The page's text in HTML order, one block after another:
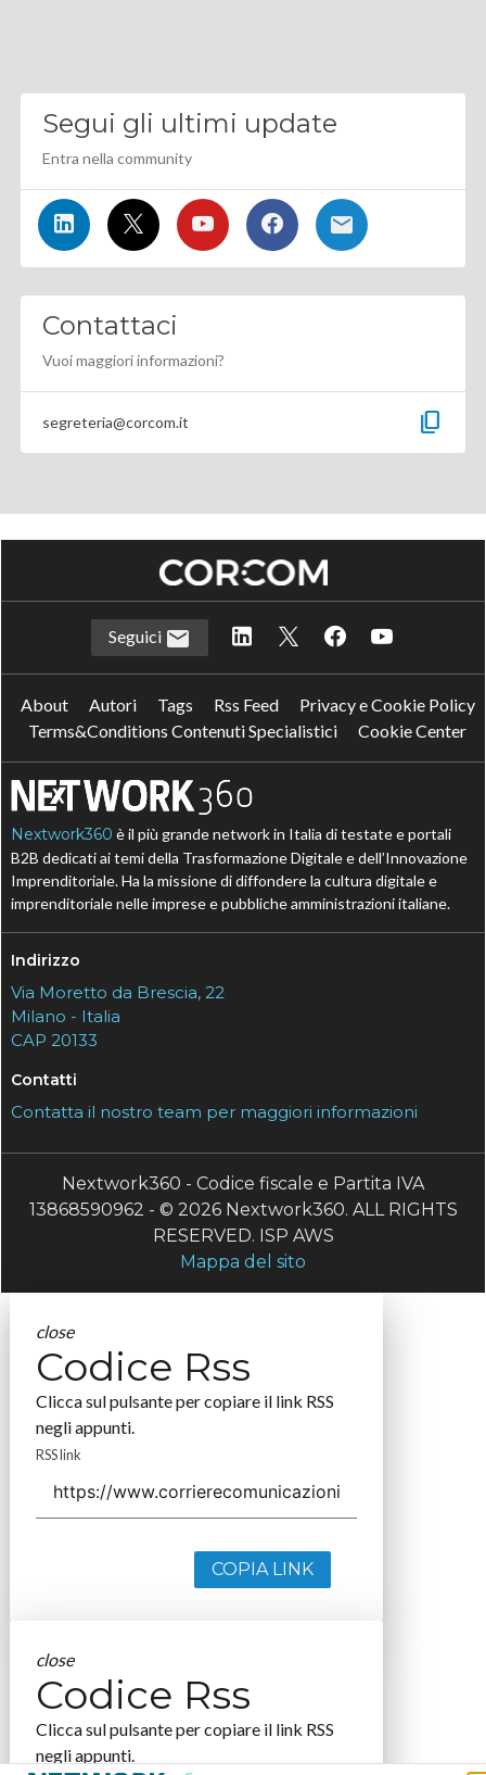
Segui gli ultimi update
Entra nella community
Contattaci
Vuoi maggiori informazioni?
segreteria@corcom.it content_copy
Seguici
About Autori Tags Rss Feed
Privacy e Cookie Policy
Terms&Conditions Contenuti Specialistici
Cookie Center
Nextwork360 è il più grande network in Italia di testate e portali
B2B dedicati ai temi della Trasformazione Digitale e dell’Innovazione
Imprenditoriale. Ha la missione di diffondere la cultura digitale e
imprenditoriale nelle imprese e pubbliche amministrazioni italiane.
Indirizzo
Via Moretto da Brescia, 22
Milano - Italia
CAP 20133
Contatti
Contatta il nostro team per maggiori informazioni
Nextwork360 - Codice fiscale e Partita IVA
13868590962 - © 2026 Nextwork360. ALL RIGHTS
RESERVED. ISP AWS
Mappa del sito
close
Codice Rss
Clicca sul pulsante per copiare il link RSS
negli appunti.
RSS link
COPIA LINK
close
Codice Rss
Clicca sul pulsante per copiare il link RSS
negli appunti.